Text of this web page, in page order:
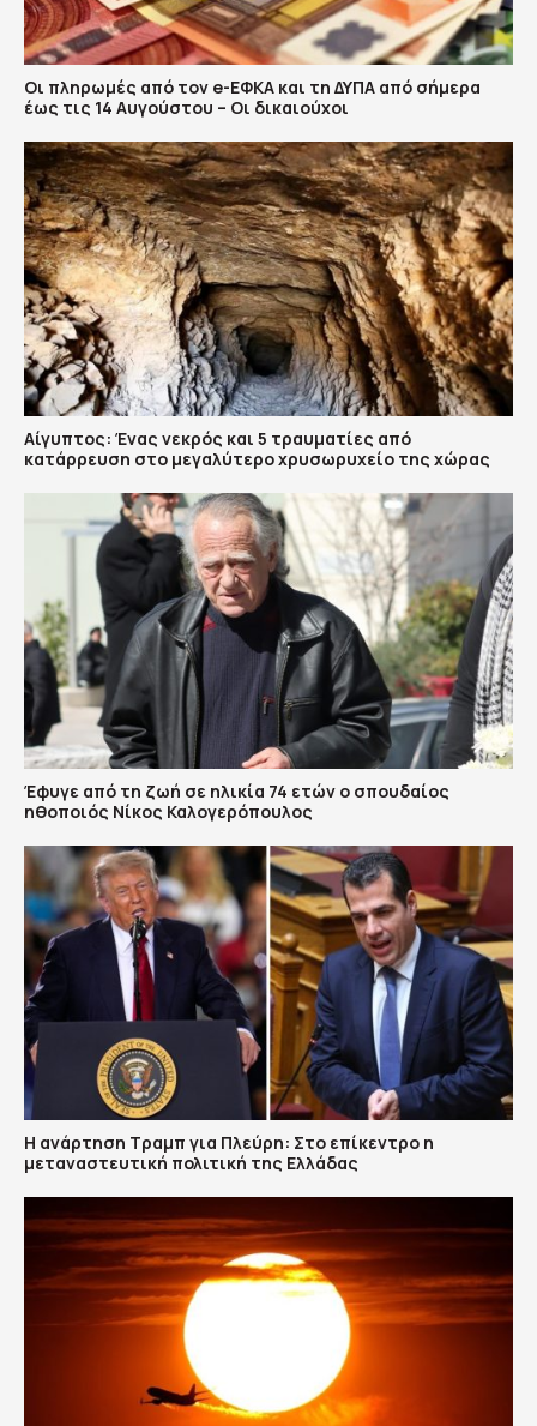
Οι πληρωμές από τον e-ΕΦΚΑ και τη ΔΥΠΑ από σήμερα
έως τις 14 Αυγούστου – Οι δικαιούχοι
Αίγυπτος: Ένας νεκρός και 5 τραυματίες από
κατάρρευση στο μεγαλύτερο χρυσωρυχείο της χώρας
Έφυγε από τη ζωή σε ηλικία 74 ετών ο σπουδαίος
ηθοποιός Νίκος Καλογερόπουλος
Η ανάρτηση Τραμπ για Πλεύρη: Στο επίκεντρο η
μεταναστευτική πολιτική της Ελλάδας